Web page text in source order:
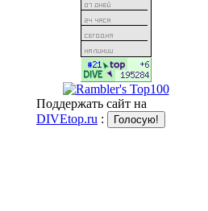
Поддержать сайт на
DIVEtop.ru :